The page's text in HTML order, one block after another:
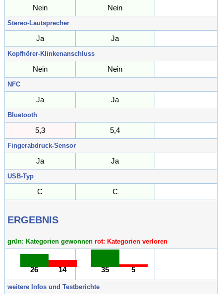
Nein Nein
Stereo-Lautsprecher
Ja Ja
Kopfhörer-Klinkenanschluss
Nein Nein
NFC
Ja Ja
Bluetooth
5,3 5,4
Fingerabdruck-Sensor
Ja Ja
USB-Typ
C C
ERGEBNIS
grün: Kategorien gewonnen rot: Kategorien verloren
26 14 35 5
weitere Infos und Testberichte